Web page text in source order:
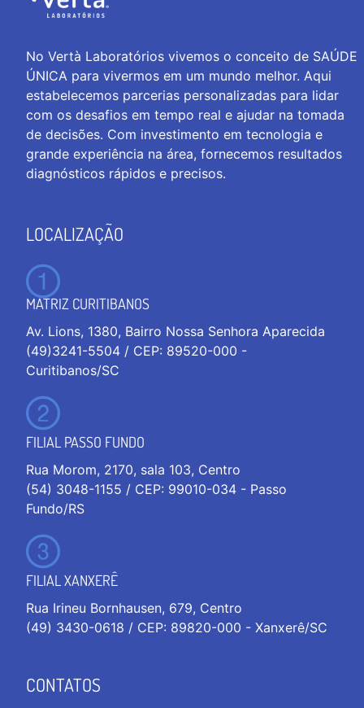
No Vertà Laboratórios vivemos o conceito de SAÚDE
ÚNICA para vivermos em um mundo melhor. Aqui
estabelecemos parcerias personalizadas para lidar
com os desafios em tempo real e ajudar na tomada
de decisões. Com investimento em tecnologia e
grande experiência na área, fornecemos resultados
diagnósticos rápidos e precisos.
LOCALIZAÇÃO
MATRIZ CURITIBANOS
Av. Lions, 1380, Bairro Nossa Senhora Aparecida
(49)3241-5504 / CEP: 89520-000 -
Curitibanos/SC
FILIAL PASSO FUNDO
Rua Morom, 2170, sala 103, Centro
(54) 3048-1155 / CEP: 99010-034 - Passo
Fundo/RS
FILIAL XANXERÊ
Rua Irineu Bornhausen, 679, Centro
(49) 3430-0618 / CEP: 89820-000 - Xanxerê/SC
CONTATOS